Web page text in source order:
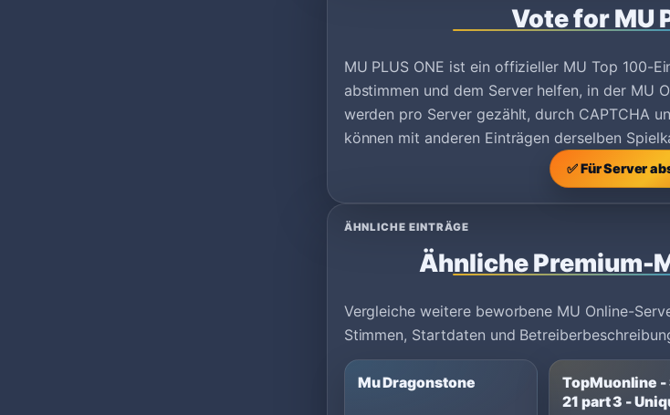
Vote for MU
MU PLUS ONE ist ein offizieller MU Top 100-
abstimmen und dem Server helfen, in der MU
werden pro Server gezählt, durch CAPTCHA
können mit anderen Einträgen derselben
✅ Für Server
ÄHNLICHE EINTRÄGE
Ähnliche Premium-
Vergleiche weitere beworbene MU Online-
Stimmen, Startdaten und
Mu Dragonstone
TopMuonline -
21 part 3 -